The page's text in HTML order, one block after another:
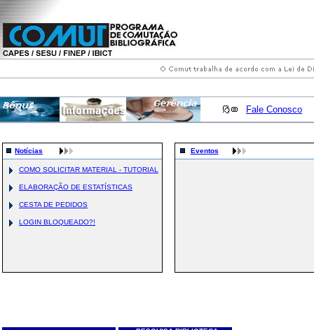
Fale Conosco
Notícias
COMO SOLICITAR MATERIAL - TUTORIAL
ELABORAÇÃO DE ESTATÍSTICAS
CESTA DE PEDIDOS
LOGIN BLOQUEADO?!
Eventos